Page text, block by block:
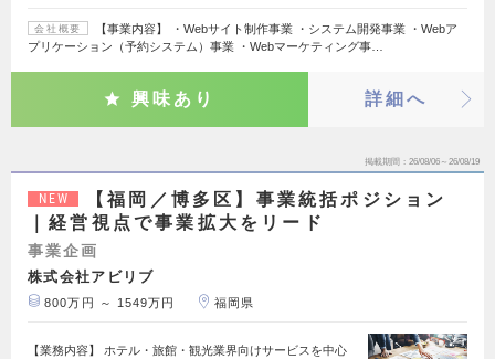
会社概要
【事業内容】 ・Webサイト制作事業 ・システム開発事業 ・Webア
プリケーション（予約システム）事業 ・Webマーケティング事…
興味あり 詳細へ
掲載期間 26/08/06～26/08/19
NEW
【福岡／博多区】事業統括ポジション
｜経営視点で事業拡大をリード
事業企画
株式会社アビリブ
800万円 ～ 1549万円 福岡県
【業務内容】 ホテル・旅館・観光業界向けサービスを中心